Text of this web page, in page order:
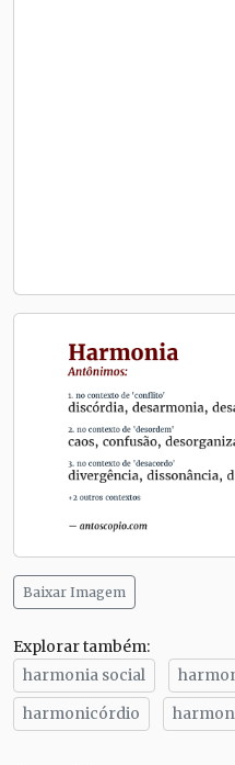
Baixar Imagem
Explorar também:
harmonia social
harmonicórdio